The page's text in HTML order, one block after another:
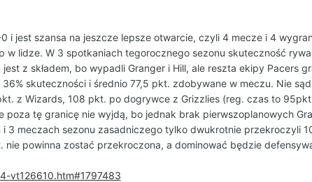
i jest szansa na jeszcze lepsze otwarcie, czyli 4 mecze i 4
lidze. W 3 spotkaniach tegorocznego sezonu skuteczność
z składem, bo wypadli Granger i Hill, ale reszta ekipy Pacers
36% skuteczności i średnio 77,5 pkt. zdobywane w meczu. Nie
z Wizards, 108 pkt. po dogrywce z Grizzlies (reg. czas to
tę granicę nie wyjdą, bo jednak brak pierwszoplanowych
3 meczach sezonu zasadniczego tylko dwukrotnie przekroczyli
powinna zostać przekroczona, a dominować będzie
vt126610.htm#1797483